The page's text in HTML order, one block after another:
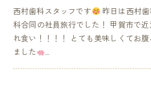
西村歯科スタッフです
昨日は西村
科合同の社員旅行でした！ 甲賀市で
れ食い！！！！ とても美味しくてお腹
ました
...